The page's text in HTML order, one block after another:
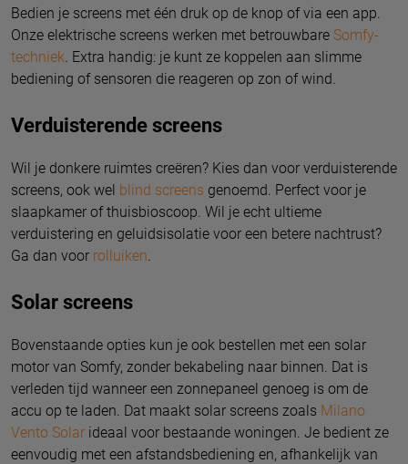
Bedien je screens met één druk op de knop of via een app.
Onze elektrische screens werken met betrouwbare Somfy-
techniek. Extra handig: je kunt ze koppelen aan slimme
bediening of sensoren die reageren op zon of wind.
Verduisterende screens
Wil je donkere ruimtes creëren? Kies dan voor verduisterende
screens, ook wel blind screens genoemd. Perfect voor je
slaapkamer of thuisbioscoop. Wil je echt ultieme
verduistering en geluidsisolatie voor een betere nachtrust?
Ga dan voor rolluiken.
Solar screens
Bovenstaande opties kun je ook bestellen met een solar
motor van Somfy, zonder bekabeling naar binnen. Dat is
verleden tijd wanneer een zonnepaneel genoeg is om de
accu op te laden. Dat maakt solar screens zoals Milano
Vento Solar ideaal voor bestaande woningen. Je bedient ze
eenvoudig met een afstandsbediening en, afhankelijk van